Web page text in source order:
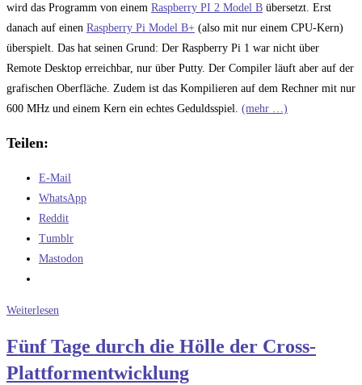
wird das Programm von einem Raspberry PI 2 Model B übersetzt. Erst
danach auf einen Raspberry Pi Model B+ (also mit nur einem CPU-Kern)
überspielt. Das hat seinen Grund: Der Raspberry Pi 1 war nicht über
Remote Desktop erreichbar, nur über Putty. Der Compiler läuft aber auf der
grafischen Oberfläche. Zudem ist das Kompilieren auf dem Rechner mit nur
600 MHz und einem Kern ein echtes Geduldsspiel. (mehr …)
Teilen:
E-Mail
WhatsApp
Reddit
Tumblr
Mastodon
Weiterlesen
Tage
durch
Fünf Tage durch die Hölle der Cross-
Plattformentwicklung